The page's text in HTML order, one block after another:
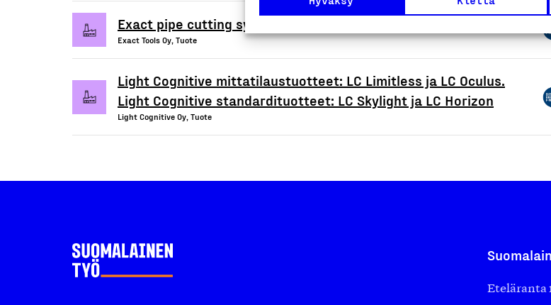
Exact pipe cutting system
Exact Tools Oy, Tuote
Light Cognitive mittatilaustuotteet: LC Limitless ja LC Oculus.
Light Cognitive standardituotteet: LC Skylight ja LC Horizon
Light Cognitive Oy, Tuote
Eteläranta